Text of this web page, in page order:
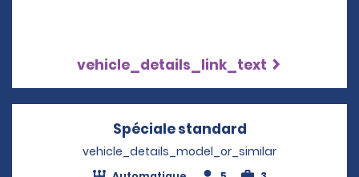
vehicle_details_link_text
Spéciale standard
vehicle_details_model_or_similar